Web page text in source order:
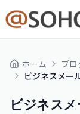
ホーム ブロ
ビジネス